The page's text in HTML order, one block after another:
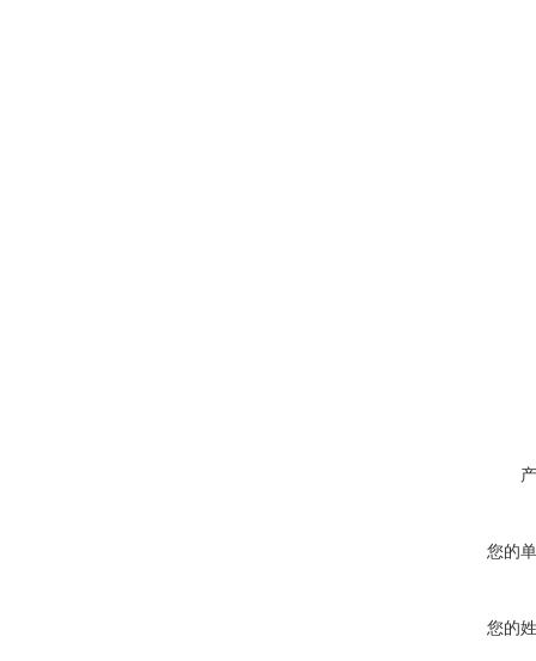
您的
您的